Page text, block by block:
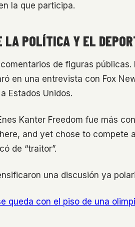
la que participa.
LA POLÍTICA Y EL
de figuras
en una entrevista con Fox
Estados Unidos.
Kanter Freedom fue más
and yet chose to
de “traitor”.
una discusión ya
queda con el piso de una